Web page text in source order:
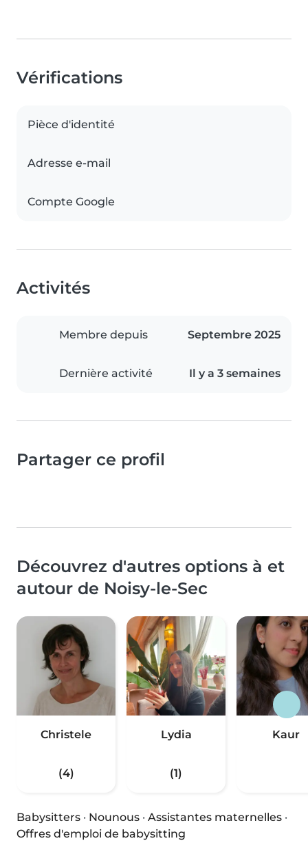
Vérifications
Pièce d'identité
Adresse e-mail
Compte Google
Activités
Membre depuis Septembre 2025
Dernière activité Il y a 3 semaines
Partager ce profil
Découvrez d'autres options à et
autour de Noisy-le-Sec
Christele
(4)
Lydia
(1)
Kaur
Babysitters · Nounous · Assistantes maternelles ·
Offres d'emploi de babysitting